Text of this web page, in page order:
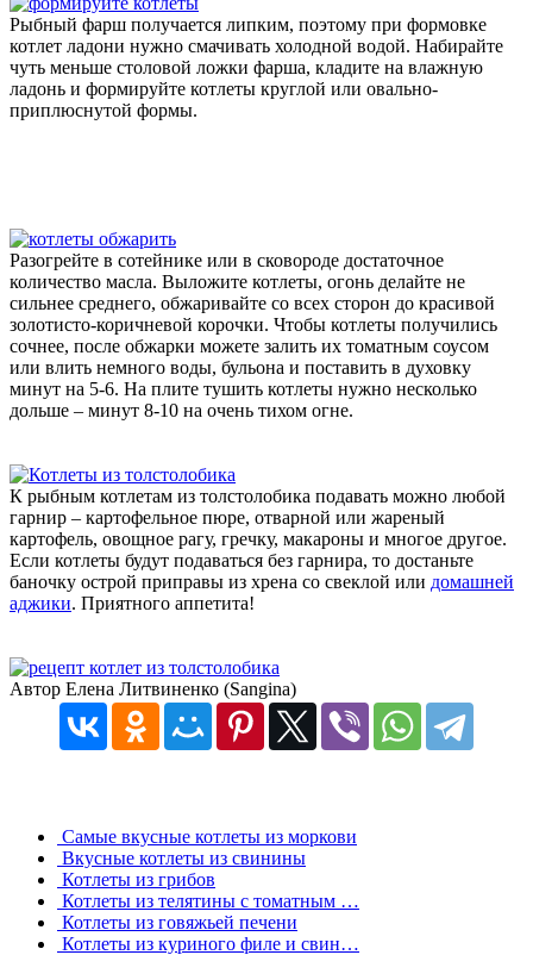
Рыбный фарш получается липким, поэтому при формовке
котлет ладони нужно смачивать холодной водой. Набирайте
чуть меньше столовой ложки фарша, кладите на влажную
ладонь и формируйте котлеты круглой или овально-
приплюснутой формы.
Разогрейте в сотейнике или в сковороде достаточное
количество масла. Выложите котлеты, огонь делайте не
сильнее среднего, обжаривайте со всех сторон до красивой
золотисто-коричневой корочки. Чтобы котлеты получились
сочнее, после обжарки можете залить их томатным соусом
или влить немного воды, бульона и поставить в духовку
минут на 5-6. На плите тушить котлеты нужно несколько
дольше – минут 8-10 на очень тихом огне.
К рыбным котлетам из толстолобика подавать можно любой
гарнир – картофельное пюре, отварной или жареный
картофель, овощное рагу, гречку, макароны и многое другое.
Если котлеты будут подаваться без гарнира, то достаньте
баночку острой приправы из хрена со свеклой или домашней
аджики. Приятного аппетита!
Автор Елена Литвиненко (Sangina)
Самые вкусные котлеты из моркови
Вкусные котлеты из свинины
Котлеты из грибов
Котлеты из телятины с томатным …
Котлеты из говяжьей печени
Котлеты из куриного филе и свин…